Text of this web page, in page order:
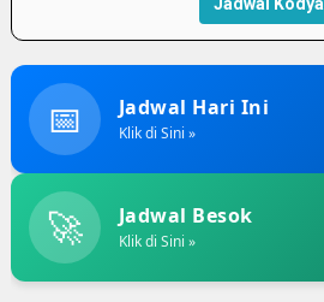
📅 Jadwal Hari Ini
Klik di Sini »
🚀 Jadwal Besok
Klik di Sini »